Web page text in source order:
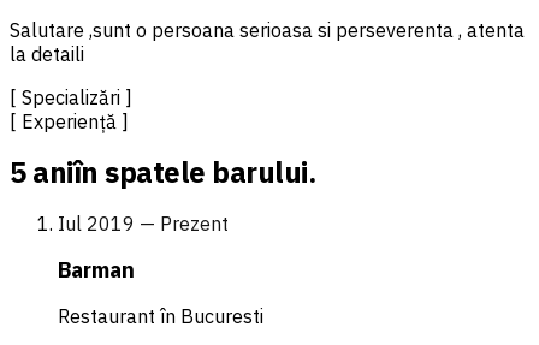
Salutare ,sunt o persoana serioasa si perseverenta , atenta
la detaili
[ Specializări ]
[ Experiență ]
5 aniîn spatele barului.
Iul 2019 — Prezent
Barman
Restaurant în Bucuresti